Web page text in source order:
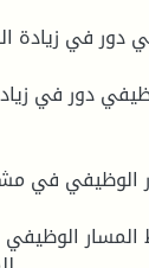
دور في زيادة
دور في